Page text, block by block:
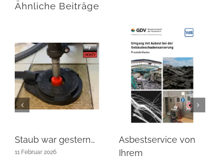
Ähnliche Beiträge
Staub war gestern…
11 Februar 2026
Asbestservice von
Ihrem